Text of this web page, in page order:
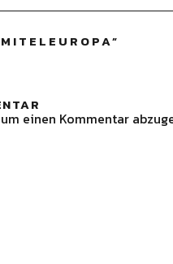
MITELEUROPA”
einen Kommentar